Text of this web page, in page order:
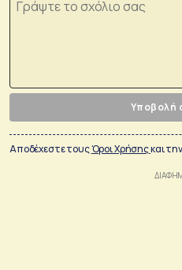
Υποβολή
Αποδέχεστε τουςΌροι Χρήσηςκαι την